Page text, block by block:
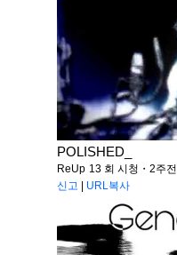
POLISHED_
ReUp 13 회 시청・2주전
신고
URL복사